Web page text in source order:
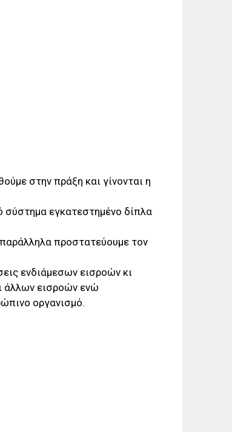
στην πράξη και γίνονται η
σύστημα εγκατεστημένο δίπλα
προστατεύουμε τον
ενδιάμεσων εισροών κι
άλλων εισροών ενώ
οργανισμό.